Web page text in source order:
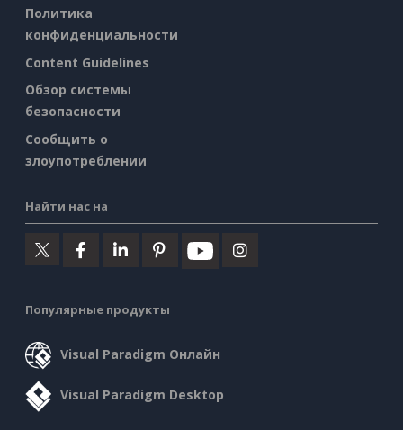
Политика
конфиденциальности
Content Guidelines
Обзор системы
безопасности
Сообщить о
злоупотреблении
Найти нас на
Популярные продукты
Visual Paradigm Онлайн
Visual Paradigm Desktop